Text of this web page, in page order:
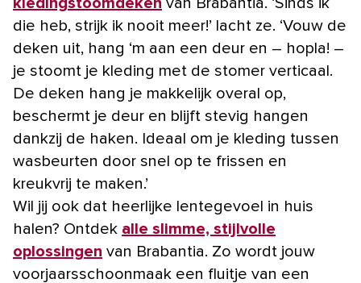
die heb, strijk ik nooit meer!’ lacht ze. ‘Vouw de
deken uit, hang ‘m aan een deur en – hopla! –
je stoomt je kleding met de stomer verticaal.
De deken hang je makkelijk overal op,
beschermt je deur en blijft stevig hangen
dankzij de haken. Ideaal om je kleding tussen
wasbeurten door snel op te frissen en
kreukvrij te maken.’
Wil jij ook dat heerlijke lentegevoel in huis
halen? Ontdek alle slimme, stijlvolle
oplossingen van Brabantia. Zo wordt jouw
voorjaarsschoonmaak een fluitje van een